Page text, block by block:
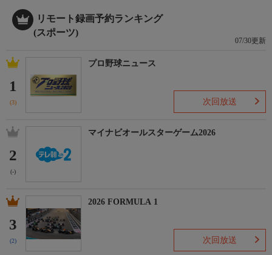
リモート録画予約ランキング
(スポーツ)
07/30更新
1
(3)
プロ野球ニュース
次回放送
2
(-)
マイナビオールスターゲーム2026
3
(2)
2026 FORMULA 1
次回放送